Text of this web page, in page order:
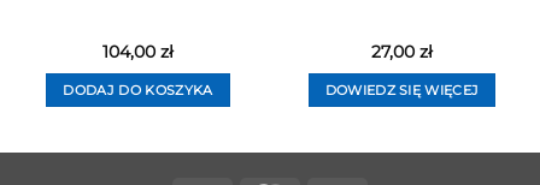
104,00 zł
DODAJ DO KOSZYKA
27,00 zł
DOWIEDZ SIĘ WIĘCEJ